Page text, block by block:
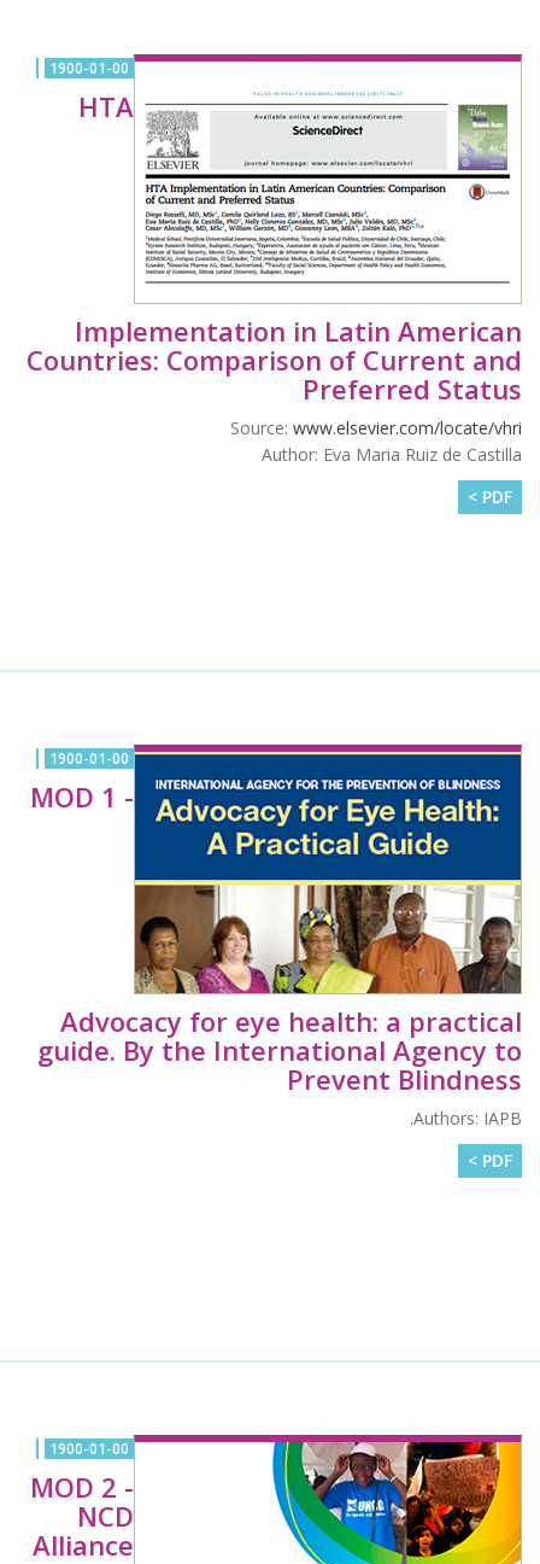
1900-01-00
HTA
Implementation in Latin American
Countries: Comparison of Current and
Preferred Status
Source: www.elsevier.com/locate/vhri
Author: Eva Maria Ruiz de Castilla
PDF >
1900-01-00
MOD 1 -
Advocacy for eye health: a practical
guide. By the International Agency to
Prevent Blindness
Authors: IAPB.
PDF >
1900-01-00
MOD 2 -
NCD
Alliance